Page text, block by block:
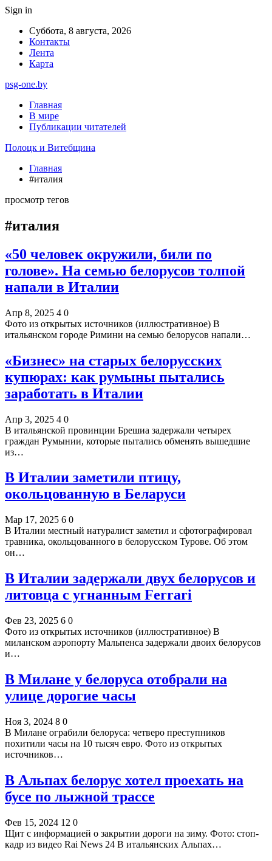
Sign in
Суббота, 8 августа, 2026
Контакты
Лента
Карта
psg-one.by
Главная
В мире
Публикации читателей
Полоцк и Витебщина
Главная
#италия
просмотр тегов
#италия
«50 человек окружили, били по
голове». На семью белорусов толпой
напали в Италии
Апр 8, 2025 4 0
Фото из открытых источников (иллюстративное) В
итальянском городе Римини на семью белорусов напали…
«Бизнес» на старых белорусских
купюрах: как румыны пытались
заработать в Италии
Апр 3, 2025 4 0
В итальянской провинции Брешиа задержали четырех
граждан Румынии, которые пытались обменять вышедшие
из…
В Италии заметили птицу,
окольцованную в Беларуси
Мар 17, 2025 6 0
В Италии местный натуралист заметил и сфотографировал
травника, окольцованного в белорусском Турове. Об этом
он…
В Италии задержали двух белорусов и
литовца с угнанным Ferrari
Фев 23, 2025 6 0
Фото из открытых источников (иллюстративное) В
миланском аэропорту Мальпенса задержали двоих белорусов
и…
В Милане у белоруса отобрали на
улице дорогие часы
Ноя 3, 2024 8 0
В Милане ограбили белоруса: четверо преступников
похитили часы на 10 тысяч евро. Фото из открытых
источников…
В Альпах белорус хотел проехать на
бусе по лыжной трассе
Фев 15, 2024 12 0
Щит с информацией о закрытии дороги на зиму. Фото: стоп-
кадр из видео Rai News 24 В итальянских Альпах…